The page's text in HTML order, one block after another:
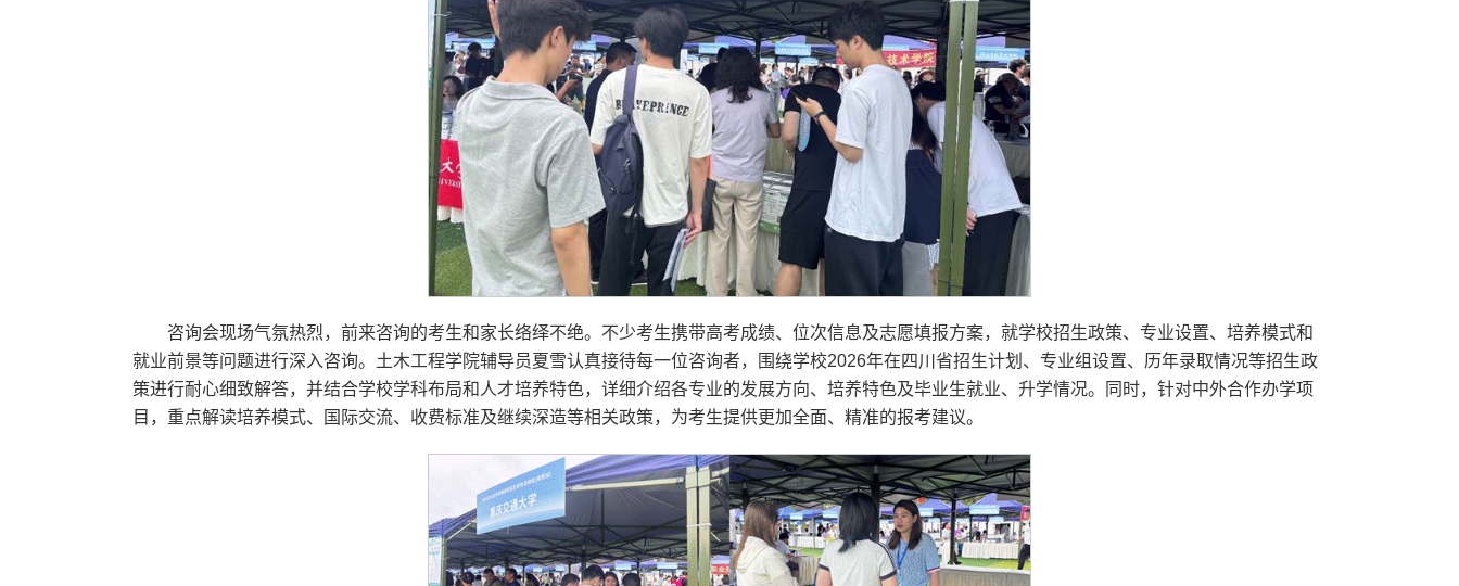
咨询会现场气氛热烈，前来咨询的考生和家长络绎不绝。不少考生携带高考成绩、位次信息及志愿填报方案，就学校招生政策、专业设置、培养模式和
就业前景等问题进行深入咨询。土木工程学院辅导员夏雪认真接待每一位咨询者，围绕学校2026年在四川省招生计划、专业组设置、历年录取情况等招生政
策进行耐心细致解答，并结合学校学科布局和人才培养特色，详细介绍各专业的发展方向、培养特色及毕业生就业、升学情况。同时，针对中外合作办学项
目，重点解读培养模式、国际交流、收费标准及继续深造等相关政策，为考生提供更加全面、精准的报考建议。